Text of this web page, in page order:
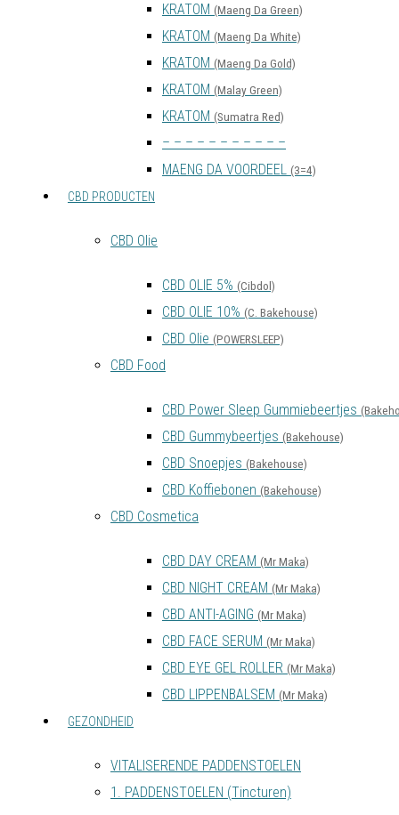
KRATOM (Maeng Da Green)
KRATOM (Maeng Da White)
KRATOM (Maeng Da Gold)
KRATOM (Malay Green)
KRATOM (Sumatra Red)
– – – – – – – – – – –
MAENG DA VOORDEEL (3=4)
CBD PRODUCTEN
CBD Olie
CBD OLIE 5% (Cibdol)
CBD OLIE 10% (C. Bakehouse)
CBD Olie (POWERSLEEP)
CBD Food
CBD Power Sleep Gummiebeertjes
CBD Gummybeertjes (Bakehouse)
CBD Snoepjes (Bakehouse)
CBD Koffiebonen (Bakehouse)
CBD Cosmetica
CBD DAY CREAM (Mr Maka)
CBD NIGHT CREAM (Mr Maka)
CBD ANTI-AGING (Mr Maka)
CBD FACE SERUM (Mr Maka)
CBD EYE GEL ROLLER (Mr Maka)
CBD LIPPENBALSEM (Mr Maka)
GEZONDHEID
VITALISERENDE PADDENSTOELEN
1. PADDENSTOELEN (Tincturen)